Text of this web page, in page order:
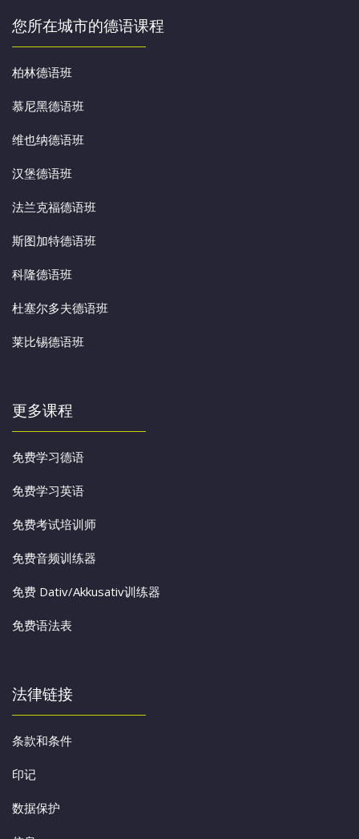
您所在城市的德语课程
柏林德语班
慕尼黑德语班
维也纳德语班
汉堡德语班
法兰克福德语班
斯图加特德语班
科隆德语班
杜塞尔多夫德语班
莱比锡德语班
更多课程
免费学习德语
免费学习英语
免费考试培训师
免费音频训练器
免费 Dativ/Akkusativ训练器
免费语法表
法律链接
条款和条件
印记
数据保护